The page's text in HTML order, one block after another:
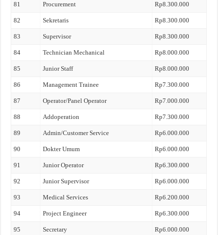
81 Procurement Rp8.300.000
82 Sekretaris Rp8.300.000
83 Supervisor Rp8.300.000
84 Technician Mechanical Rp8.000.000
85 Junior Staff Rp8.000.000
86 Management Trainee Rp7.300.000
87 Operator/Panel Operator Rp7.000.000
88 Addoperation Rp7.300.000
89 Admin/Customer Service Rp6.000.000
90 Dokter Umum Rp6.000.000
91 Junior Operator Rp6.300.000
92 Junior Supervisor Rp6.000.000
93 Medical Services Rp6.200.000
94 Project Engineer Rp6.300.000
95 Secretary Rp6.000.000